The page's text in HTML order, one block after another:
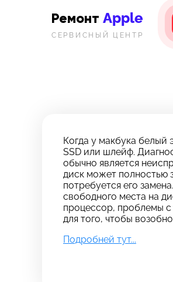
Ремонт Apple
СЕРВИСНЫЙ ЦЕНТР
Когда у макбука
SSD или шлейф.
обычно является
диск может полностью
потребуется его
свободного места на
процессор, проблемы с
для того, чтобы
Подробней тут...